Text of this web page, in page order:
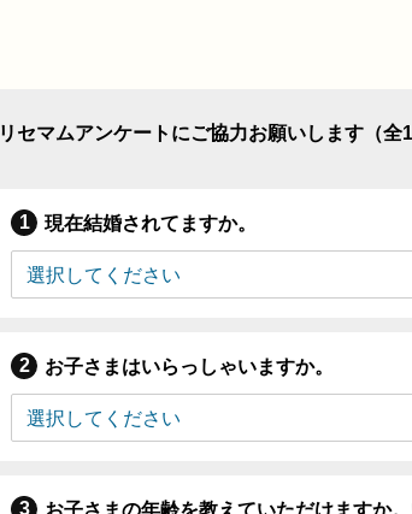
リセマムアンケートにご協力お願いします（全
現在結婚されてますか。
お子さまはいらっしゃいますか。
お子さまの年齢を教えていただけますか